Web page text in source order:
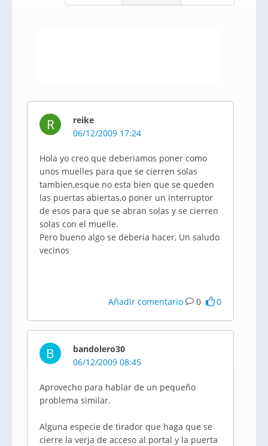
R
reike
06/12/2009 17:24
Hola yo creo que deberiamos poner como
unos muelles para que se cierren solas
tambien,esque no esta bien que se queden
las puertas abiertas,o poner un interruptor
de esos para que se abran solas y se cierren
solas con el muelle.
Pero bueno algo se deberia hacer, Un saludo
vecinos
Añadir comentario 0 0
B
bandolero30
06/12/2009 08:45
Aprovecho para hablar de un pequeño
problema similar.
Alguna especie de tirador que haga que se
cierre la verja de acceso al portal y la puerta